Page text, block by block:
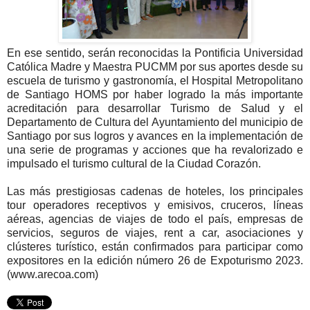
En ese sentido, serán reconocidas la Pontificia Universidad
Católica Madre y Maestra PUCMM por sus aportes desde su
escuela de turismo y gastronomía, el Hospital Metropolitano
de Santiago HOMS por haber logrado la más importante
acreditación para desarrollar Turismo de Salud y el
Departamento de Cultura del Ayuntamiento del municipio de
Santiago por sus logros y avances en la implementación de
una serie de programas y acciones que ha revalorizado e
impulsado el turismo cultural de la Ciudad Corazón.
Las más prestigiosas cadenas de hoteles, los principales
tour operadores receptivos y emisivos, cruceros, líneas
aéreas, agencias de viajes de todo el país, empresas de
servicios, seguros de viajes, rent a car, asociaciones y
clústeres turístico, están confirmados para participar como
expositores en la edición número 26 de Expoturismo 2023.
(www.arecoa.com)